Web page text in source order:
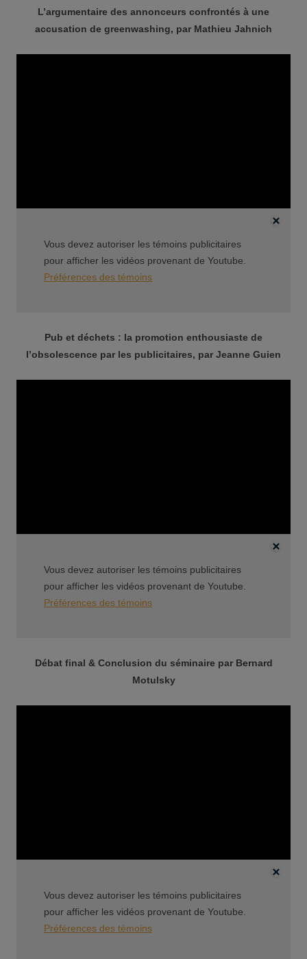
L’argumentaire des annonceurs confrontés à une
accusation de greenwashing, par Mathieu Jahnich
Vous devez autoriser les témoins publicitaires
pour afficher les vidéos provenant de Youtube.
Préférences des témoins
Pub et déchets : la promotion enthousiaste de
l’obsolescence par les publicitaires, par Jeanne Guien
Vous devez autoriser les témoins publicitaires
pour afficher les vidéos provenant de Youtube.
Préférences des témoins
Débat final & Conclusion du séminaire par Bernard
Motulsky
Vous devez autoriser les témoins publicitaires
pour afficher les vidéos provenant de Youtube.
Préférences des témoins